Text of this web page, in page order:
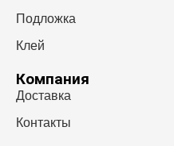
Подложка
Клей
Компания
Доставка
Контакты